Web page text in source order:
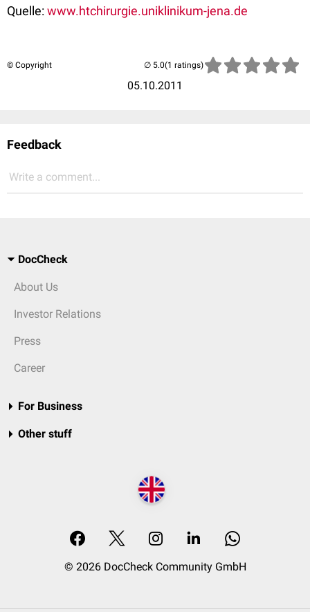
Quelle:www.htchirurgie.uniklinikum-jena.de
© Copyright
05.10.2011
(1 ratings)
Feedback
Write a comment...
DocCheck
About Us
Investor Relations
Press
Career
For Business
Other stuff
© 2026 DocCheck Community GmbH